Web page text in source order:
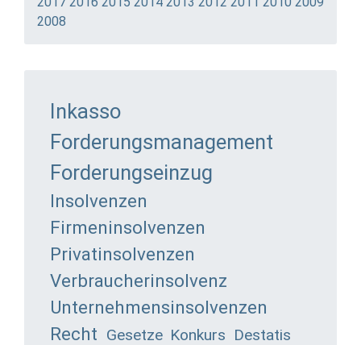
2008
Inkasso
Forderungsmanagement
Forderungseinzug
Insolvenzen
Firmeninsolvenzen
Privatinsolvenzen
Verbraucherinsolvenz
Unternehmensinsolvenzen
Recht Gesetze Konkurs Destatis